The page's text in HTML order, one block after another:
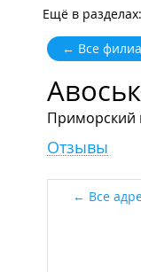
Ещё в разделах:
← Все
Приморский
Отзывы
Все